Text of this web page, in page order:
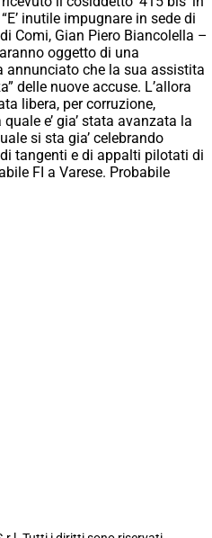
inutile impugnare in sede di
Comi, Gian Piero Biancolella –
oggetto di una
annunciato che la sua assistita
delle nuove accuse. L’allora
libera, per corruzione,
e’ gia’ stata avanzata la
si sta gia’ celebrando
tangenti e di appalti pilotati di
FI a Varese. Probabile